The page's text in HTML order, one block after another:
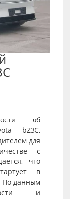
об
bZ3C,
для
с
что
в
По данным
и